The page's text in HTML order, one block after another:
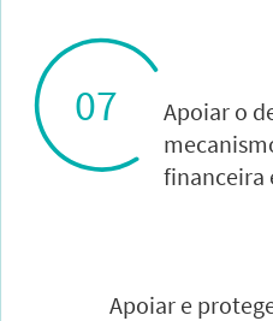
07
Apoiar o
financeira
Apoiar e